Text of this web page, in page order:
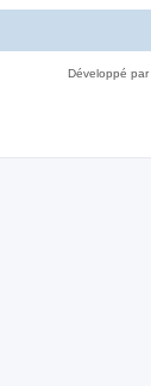
Développé par